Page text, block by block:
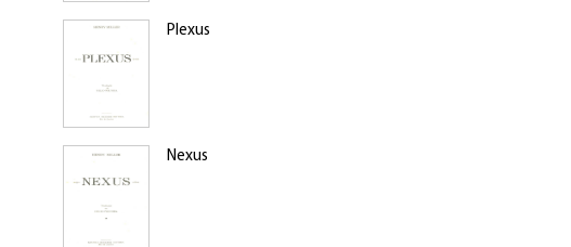
Plexus
Nexus